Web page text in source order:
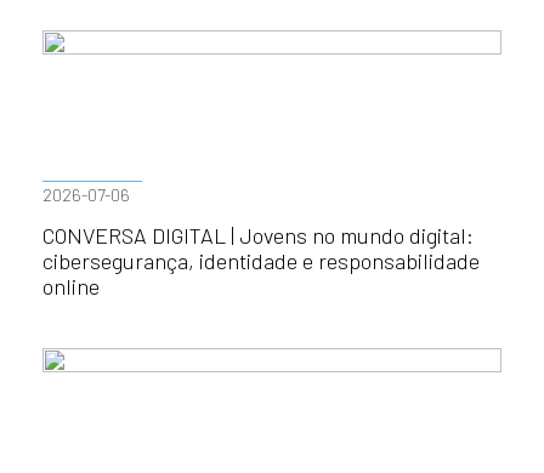
2026-07-06
CONVERSA DIGITAL | Jovens no mundo digital:
cibersegurança, identidade e responsabilidade
online